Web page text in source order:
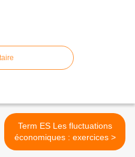
Term ES Les fluctuations
économiques : exercices >